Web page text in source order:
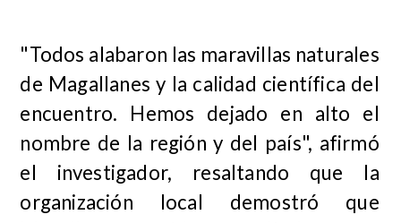
"Todos alabaron las maravillas naturales
de Magallanes y la calidad científica del
encuentro. Hemos dejado en alto el
nombre de la región y del país", afirmó
el investigador, resaltando que la
organización local demostró que